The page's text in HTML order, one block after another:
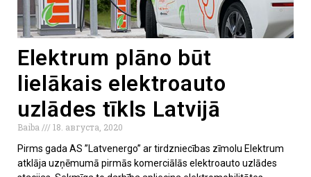
Elektrum plāno būt
lielākais elektroauto
uzlādes tīkls Latvijā
Baiba
18. августа, 2020
Pirms gada AS ”Latvenergo” ar tirdzniecības zīmolu Elektrum
atklāja uzņēmumā pirmās komerciālās elektroauto uzlādes